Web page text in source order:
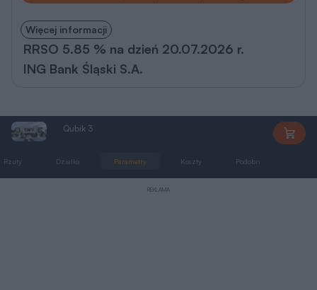
Więcej informacji
RRSO 5.85 % na dzień 20.07.2026 r.
ING Bank Śląski S.A.
Qubik 3
Rzuty Działka Parametry Koszty Podobne
REKLAMA